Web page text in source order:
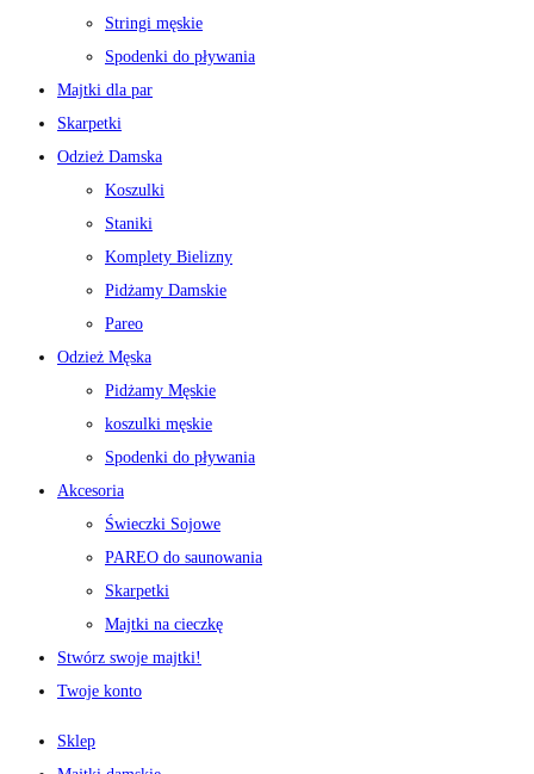
Stringi męskie
Spodenki do pływania
Majtki dla par
Skarpetki
Odzież Damska
Koszulki
Staniki
Komplety Bielizny
Pidżamy Damskie
Pareo
Odzież Męska
Pidżamy Męskie
koszulki męskie
Spodenki do pływania
Akcesoria
Świeczki Sojowe
PAREO do saunowania
Skarpetki
Majtki na cieczkę
Stwórz swoje majtki!
Twoje konto
Sklep